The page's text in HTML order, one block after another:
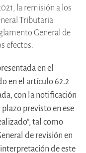
la remisión a los
Tributaria
General de
efectos.
en el
en el artículo 62.2
con la notificación
previsto en ese
tal como
de revisión en
de este